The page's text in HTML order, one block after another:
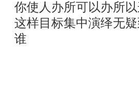
你使人办所可以办所
这样目标集中演绎无
谁